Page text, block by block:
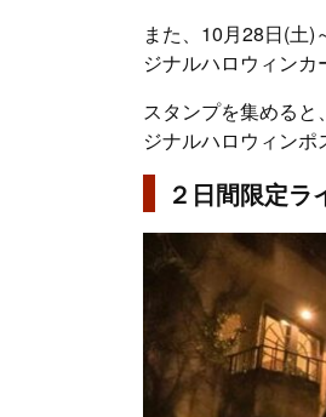
また、10月28日(土)
ジナルハロウィンカ
スタンプを集める
ジナルハロウィン
２日間限定ラ